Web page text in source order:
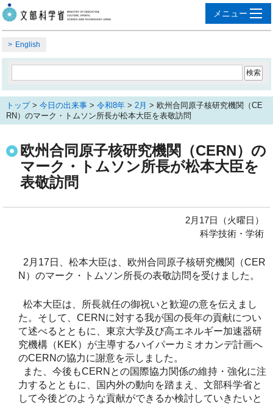
English
トップ> 今日の出来事 > 令和8年 > 2月 > 欧州合同原子核研究機関（CE
RN）のマーク・トムソン所長が松本大臣を表敬訪問
欧州合同原子核研究機関（CERN）の
マーク・トムソン所長が松本大臣を
表敬訪問
2月17日（火曜日）
科学技術・学術
2月17日、松本大臣は、欧州合同原子核研究機関（CER
N）のマーク・トムソン所長の表敬訪問を受けました。
松本大臣は、所長就任の御祝いと歓迎の意を伝えまし
た。そして、CERNに対する我が国の長年の貢献につい
て述べるとともに、東京大学及び高エネルギー加速器研
究機構（KEK）が主導するハイパーカミオカンデ計画へ
のCERNの協力に謝意を示しました。
また、今後もCERNとの国際協力関係の維持・強化に注
力するとともに、国内外の動向を踏まえ、文部科学省と
して今後どのような貢献ができるか検討していきたいと